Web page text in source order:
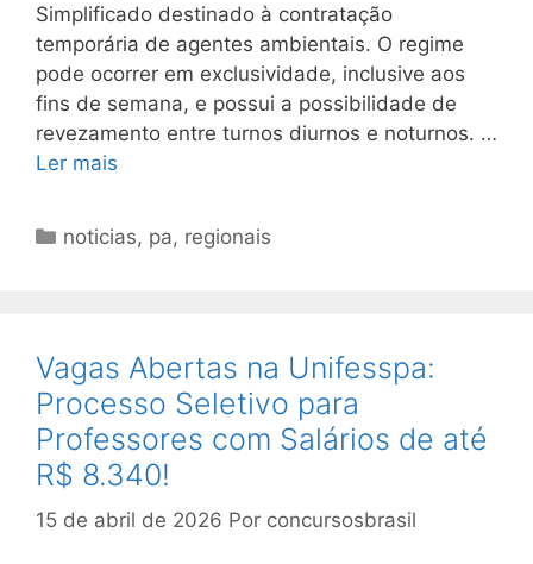
Simplificado destinado à contratação
temporária de agentes ambientais. O regime
pode ocorrer em exclusividade, inclusive aos
fins de semana, e possui a possibilidade de
revezamento entre turnos diurnos e noturnos. …
Ler mais
Categorias
noticias, pa, regionais
Vagas Abertas na Unifesspa:
Processo Seletivo para
Professores com Salários de até
R$ 8.340!
15 de abril de 2026 Por concursosbrasil